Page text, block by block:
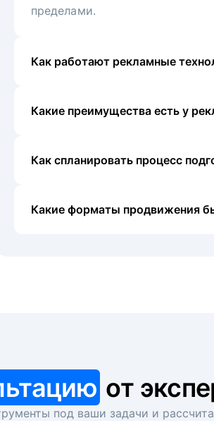
пределами.
Как работают рекламные
Какие преимущества есть у
Как спланировать процесс
Какие форматы продвижения
от
под ваши задачи и